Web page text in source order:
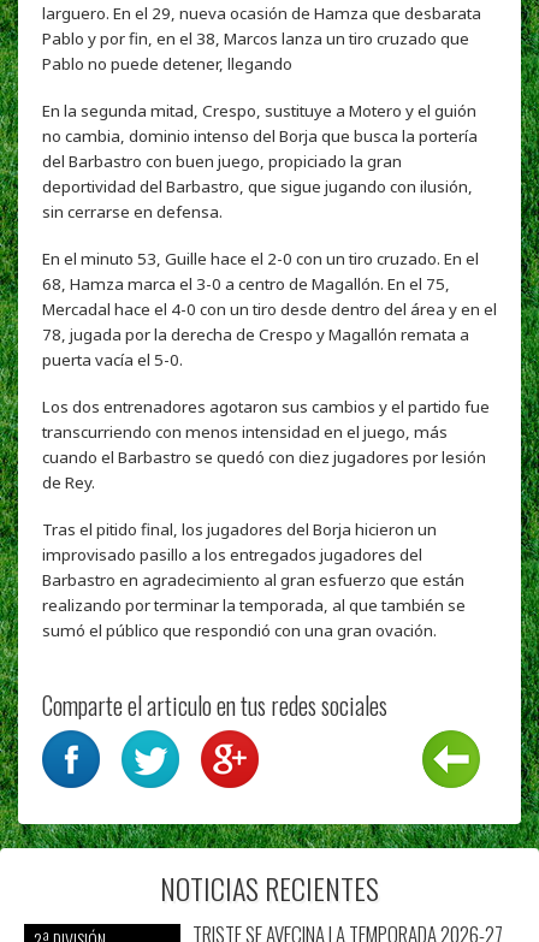
larguero. En el 29, nueva ocasión de Hamza que desbarata
Pablo y por fin, en el 38, Marcos lanza un tiro cruzado que
Pablo no puede detener, llegando
En la segunda mitad, Crespo, sustituye a Motero y el guión
no cambia, dominio intenso del Borja que busca la portería
del Barbastro con buen juego, propiciado la gran
deportividad del Barbastro, que sigue jugando con ilusión,
sin cerrarse en defensa.
En el minuto 53, Guille hace el 2-0 con un tiro cruzado. En el
68, Hamza marca el 3-0 a centro de Magallón. En el 75,
Mercadal hace el 4-0 con un tiro desde dentro del área y en el
78, jugada por la derecha de Crespo y Magallón remata a
puerta vacía el 5-0.
Los dos entrenadores agotaron sus cambios y el partido fue
transcurriendo con menos intensidad en el juego, más
cuando el Barbastro se quedó con diez jugadores por lesión
de Rey.
Tras el pitido final, los jugadores del Borja hicieron un
improvisado pasillo a los entregados jugadores del
Barbastro en agradecimiento al gran esfuerzo que están
realizando por terminar la temporada, al que también se
sumó el público que respondió con una gran ovación.
Comparte el articulo en tus redes sociales
NOTICIAS RECIENTES
TRISTE SE AVECINA LA TEMPORADA 2026-27